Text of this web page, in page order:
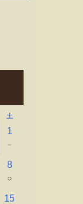
土
1
－
8
○
15